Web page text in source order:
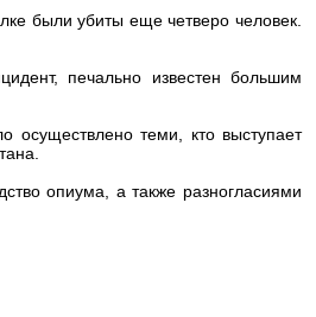
были убиты еще четверо человек.
печально известен большим
осуществлено теми, кто выступает
опиума, а также разногласиями